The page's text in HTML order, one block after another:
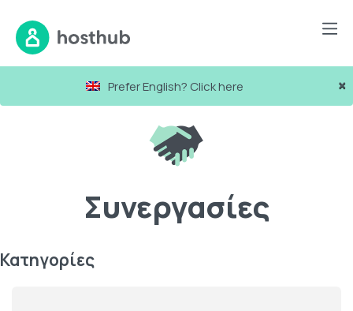
×
Prefer English? Click here
Συνεργασίες
Κατηγορίες